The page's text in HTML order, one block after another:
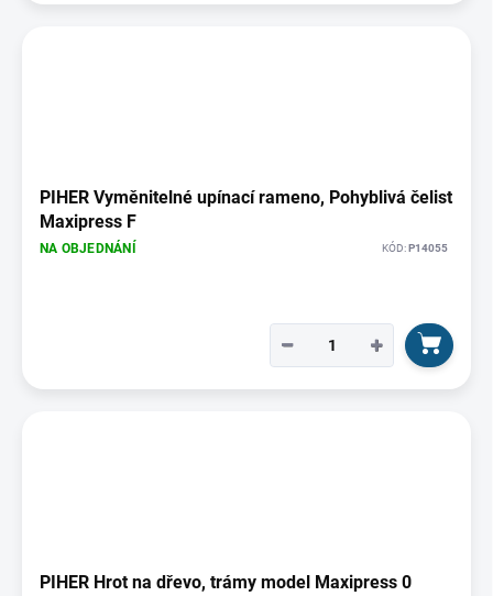
PIHER Vyměnitelné upínací rameno, Pohyblivá čelist
Maxipress F
NA OBJEDNÁNÍ KÓD:P14055
+
−
PIHER Hrot na dřevo, trámy model Maxipress 0